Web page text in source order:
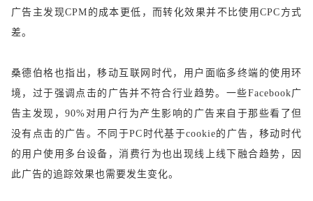
广告主发现CPM的成本更低，而转化效果并不比使用CPC方式
差。
桑德伯格也指出，移动互联网时代，用户面临多终端的使用环
境，过于强调点击的广告并不符合行业趋势。一些Facebook广
告主发现，90%对用户行为产生影响的广告来自于那些看了但
没有点击的广告。不同于PC时代基于cookie的广告，移动时代
的用户使用多台设备，消费行为也出现线上线下融合趋势，因
此广告的追踪效果也需要发生变化。